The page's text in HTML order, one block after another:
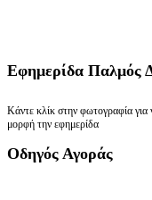
Εφημερίδα Παλμός
Κάντε κλίκ στην φωτογραφία για
μορφή την εφημερίδα
Οδηγός Αγοράς